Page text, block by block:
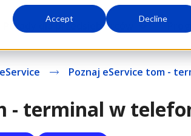
Accept Decline
Porady dla przedsiębiorców
Poznaj eService tom -
- terminal w